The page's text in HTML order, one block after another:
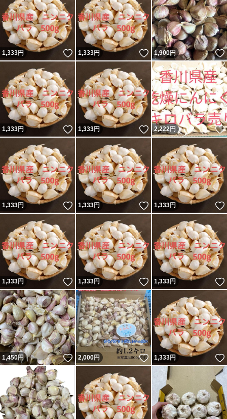
1,333円 いいね！
1,333円 いいね！
1,900円
1,333円 いいね！
1,333円 いいね！
2,222円
1,333円 いいね！
1,333円 いいね！
1,333円
1,333円 いいね！
1,333円 いいね！
1,333円
1,450円 いいね！
2,000円 いいね！
1,333円